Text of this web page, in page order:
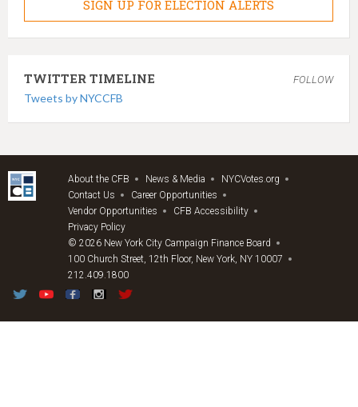
SIGN UP FOR ELECTION ALERTS
TWITTER TIMELINE FOLLOW
Tweets by NYCCFB
About the CFB News & Media
NYCVotes.org
Contact Us
Career Opportunities
Vendor Opportunities
CFB Accessibility
Privacy Policy
© 2026 New York City Campaign Finance Board
100 Church Street, 12th Floor, New York, NY 10007
212.409.1800